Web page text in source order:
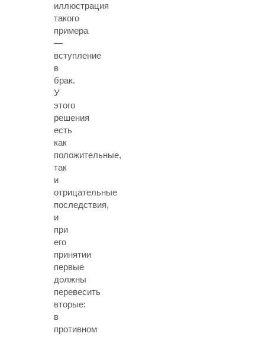
иллюстрация
такого
примера
—
вступление
в
брак.
У
этого
решения
есть
как
положительные,
так
и
отрицательные
последствия,
и
при
его
принятии
первые
должны
перевесить
вторые:
в
противном